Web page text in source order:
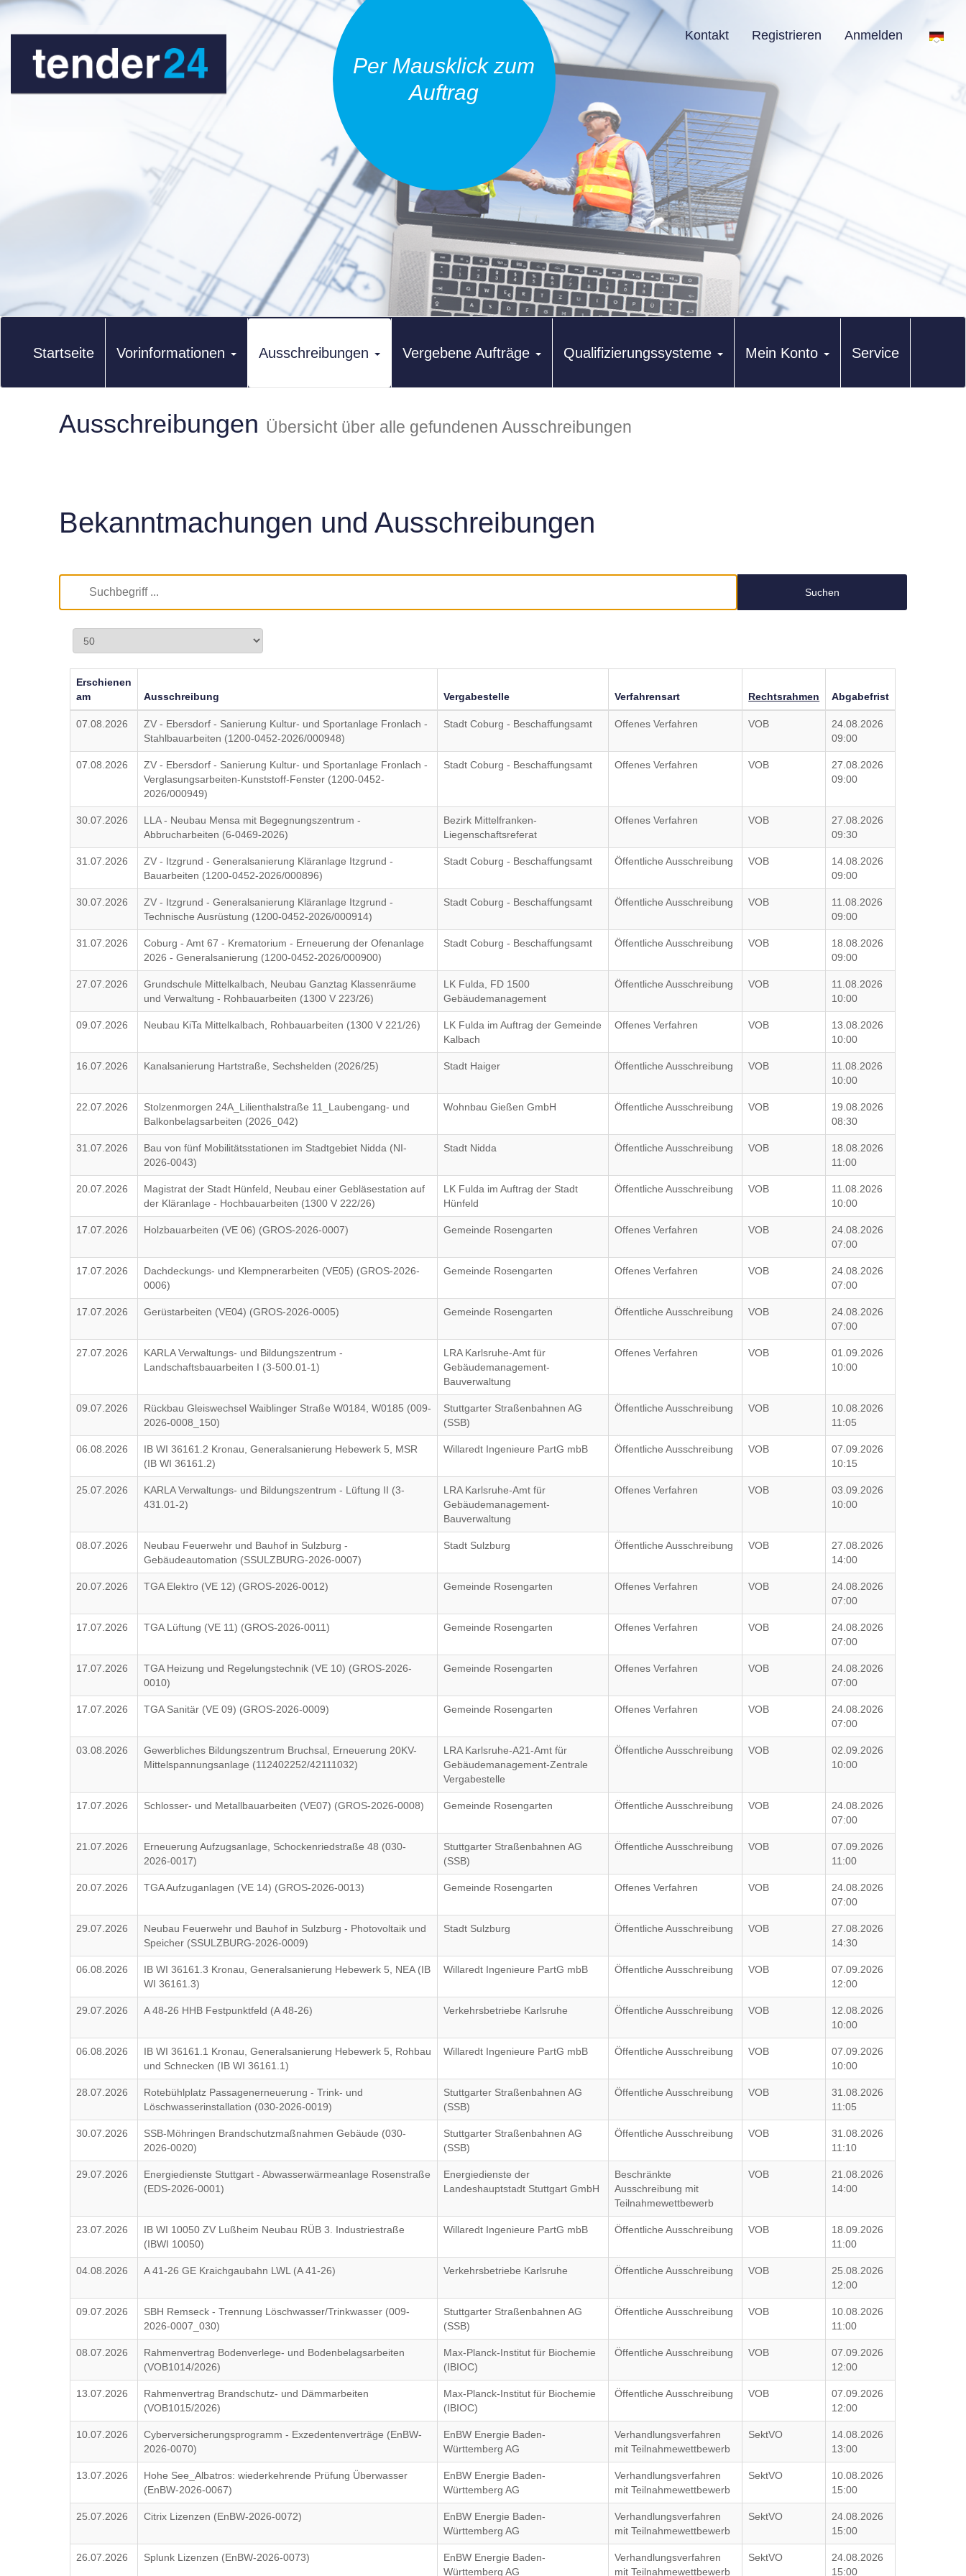
Per Mausklick zum
Auftrag
Kontakt Registrieren Anmelden
Startseite Vorinformationen Ausschreibungen Vergebene Aufträge Qualifizierungssysteme Mein Konto Service
Ausschreibungen Übersicht über alle gefundenen Ausschreibungen
Bekanntmachungen und Ausschreibungen
Suchen
Erschienen
am
Ausschreibung Vergabestelle Verfahrensart Rechtsrahmen Abgabefrist
07.08.2026
ZV - Ebersdorf - Sanierung Kultur- und Sportanlage Fronlach -
Stahlbauarbeiten (1200-0452-2026/000948)
Stadt Coburg - Beschaffungsamt Offenes Verfahren VOB
24.08.2026
09:00
07.08.2026
ZV - Ebersdorf - Sanierung Kultur- und Sportanlage Fronlach -
Verglasungsarbeiten-Kunststoff-Fenster (1200-0452-
2026/000949)
Stadt Coburg - Beschaffungsamt Offenes Verfahren VOB
27.08.2026
09:00
30.07.2026
LLA - Neubau Mensa mit Begegnungszentrum -
Abbrucharbeiten (6-0469-2026)
Bezirk Mittelfranken-
Liegenschaftsreferat
Offenes Verfahren VOB
27.08.2026
09:30
31.07.2026
ZV - Itzgrund - Generalsanierung Kläranlage Itzgrund -
Bauarbeiten (1200-0452-2026/000896)
Stadt Coburg - Beschaffungsamt Öffentliche Ausschreibung VOB
14.08.2026
09:00
30.07.2026
ZV - Itzgrund - Generalsanierung Kläranlage Itzgrund -
Technische Ausrüstung (1200-0452-2026/000914)
Stadt Coburg - Beschaffungsamt Öffentliche Ausschreibung VOB
11.08.2026
09:00
31.07.2026
Coburg - Amt 67 - Krematorium - Erneuerung der Ofenanlage
2026 - Generalsanierung (1200-0452-2026/000900)
Stadt Coburg - Beschaffungsamt Öffentliche Ausschreibung VOB
18.08.2026
09:00
27.07.2026
Grundschule Mittelkalbach, Neubau Ganztag Klassenräume
und Verwaltung - Rohbauarbeiten (1300 V 223/26)
LK Fulda, FD 1500
Gebäudemanagement
Öffentliche Ausschreibung VOB
11.08.2026
10:00
09.07.2026 Neubau KiTa Mittelkalbach, Rohbauarbeiten (1300 V 221/26)
LK Fulda im Auftrag der Gemeinde
Kalbach
Offenes Verfahren VOB
13.08.2026
10:00
16.07.2026 Kanalsanierung Hartstraße, Sechshelden (2026/25) Stadt Haiger Öffentliche Ausschreibung VOB
11.08.2026
10:00
22.07.2026
Stolzenmorgen 24A_Lilienthalstraße 11_Laubengang- und
Balkonbelagsarbeiten (2026_042)
Wohnbau Gießen GmbH Öffentliche Ausschreibung VOB
19.08.2026
08:30
31.07.2026
Bau von fünf Mobilitätsstationen im Stadtgebiet Nidda (NI-
2026-0043)
Stadt Nidda Öffentliche Ausschreibung VOB
18.08.2026
11:00
20.07.2026
Magistrat der Stadt Hünfeld, Neubau einer Gebläsestation auf
der Kläranlage - Hochbauarbeiten (1300 V 222/26)
LK Fulda im Auftrag der Stadt
Hünfeld
Öffentliche Ausschreibung VOB
11.08.2026
10:00
17.07.2026 Holzbauarbeiten (VE 06) (GROS-2026-0007) Gemeinde Rosengarten Offenes Verfahren VOB
24.08.2026
07:00
17.07.2026
Dachdeckungs- und Klempnerarbeiten (VE05) (GROS-2026-
0006)
Gemeinde Rosengarten Offenes Verfahren VOB
24.08.2026
07:00
17.07.2026 Gerüstarbeiten (VE04) (GROS-2026-0005) Gemeinde Rosengarten Öffentliche Ausschreibung VOB
24.08.2026
07:00
27.07.2026
KARLA Verwaltungs- und Bildungszentrum -
Landschaftsbauarbeiten I (3-500.01-1)
LRA Karlsruhe-Amt für
Gebäudemanagement-
Bauverwaltung
Offenes Verfahren VOB
01.09.2026
10:00
09.07.2026
Rückbau Gleiswechsel Waiblinger Straße W0184, W0185 (009-
2026-0008_150)
Stuttgarter Straßenbahnen AG
(SSB)
Öffentliche Ausschreibung VOB
10.08.2026
11:05
06.08.2026
IB WI 36161.2 Kronau, Generalsanierung Hebewerk 5, MSR
(IB WI 36161.2)
Willaredt Ingenieure PartG mbB Öffentliche Ausschreibung VOB
07.09.2026
10:15
25.07.2026
KARLA Verwaltungs- und Bildungszentrum - Lüftung II (3-
431.01-2)
LRA Karlsruhe-Amt für
Gebäudemanagement-
Bauverwaltung
Offenes Verfahren VOB
03.09.2026
10:00
08.07.2026
Neubau Feuerwehr und Bauhof in Sulzburg -
Gebäudeautomation (SSULZBURG-2026-0007)
Stadt Sulzburg Öffentliche Ausschreibung VOB
27.08.2026
14:00
20.07.2026 TGA Elektro (VE 12) (GROS-2026-0012) Gemeinde Rosengarten Offenes Verfahren VOB
24.08.2026
07:00
17.07.2026 TGA Lüftung (VE 11) (GROS-2026-0011) Gemeinde Rosengarten Offenes Verfahren VOB
24.08.2026
07:00
17.07.2026
TGA Heizung und Regelungstechnik (VE 10) (GROS-2026-
0010)
Gemeinde Rosengarten Offenes Verfahren VOB
24.08.2026
07:00
17.07.2026 TGA Sanitär (VE 09) (GROS-2026-0009) Gemeinde Rosengarten Offenes Verfahren VOB
24.08.2026
07:00
03.08.2026
Gewerbliches Bildungszentrum Bruchsal, Erneuerung 20KV-
Mittelspannungsanlage (112402252/42111032)
LRA Karlsruhe-A21-Amt für
Gebäudemanagement-Zentrale
Vergabestelle
Öffentliche Ausschreibung VOB
02.09.2026
10:00
17.07.2026 Schlosser- und Metallbauarbeiten (VE07) (GROS-2026-0008) Gemeinde Rosengarten Öffentliche Ausschreibung VOB
24.08.2026
07:00
21.07.2026
Erneuerung Aufzugsanlage, Schockenriedstraße 48 (030-
2026-0017)
Stuttgarter Straßenbahnen AG
(SSB)
Öffentliche Ausschreibung VOB
07.09.2026
11:00
20.07.2026 TGA Aufzuganlagen (VE 14) (GROS-2026-0013) Gemeinde Rosengarten Offenes Verfahren VOB
24.08.2026
07:00
29.07.2026
Neubau Feuerwehr und Bauhof in Sulzburg - Photovoltaik und
Speicher (SSULZBURG-2026-0009)
Stadt Sulzburg Öffentliche Ausschreibung VOB
27.08.2026
14:30
06.08.2026
IB WI 36161.3 Kronau, Generalsanierung Hebewerk 5, NEA (IB
WI 36161.3)
Willaredt Ingenieure PartG mbB Öffentliche Ausschreibung VOB
07.09.2026
12:00
29.07.2026 A 48-26 HHB Festpunktfeld (A 48-26) Verkehrsbetriebe Karlsruhe Öffentliche Ausschreibung VOB
12.08.2026
10:00
06.08.2026
IB WI 36161.1 Kronau, Generalsanierung Hebewerk 5, Rohbau
und Schnecken (IB WI 36161.1)
Willaredt Ingenieure PartG mbB Öffentliche Ausschreibung VOB
07.09.2026
10:00
28.07.2026
Rotebühlplatz Passagenerneuerung - Trink- und
Löschwasserinstallation (030-2026-0019)
Stuttgarter Straßenbahnen AG
(SSB)
Öffentliche Ausschreibung VOB
31.08.2026
11:05
30.07.2026
SSB-Möhringen Brandschutzmaßnahmen Gebäude (030-
2026-0020)
Stuttgarter Straßenbahnen AG
(SSB)
Öffentliche Ausschreibung VOB
31.08.2026
11:10
29.07.2026
Energiedienste Stuttgart - Abwasserwärmeanlage Rosenstraße
(EDS-2026-0001)
Energiedienste der
Landeshauptstadt Stuttgart GmbH
Beschränkte
Ausschreibung mit
Teilnahmewettbewerb
VOB
21.08.2026
14:00
23.07.2026
IB WI 10050 ZV Lußheim Neubau RÜB 3. Industriestraße
(IBWI 10050)
Willaredt Ingenieure PartG mbB Öffentliche Ausschreibung VOB
18.09.2026
11:00
04.08.2026 A 41-26 GE Kraichgaubahn LWL (A 41-26) Verkehrsbetriebe Karlsruhe Öffentliche Ausschreibung VOB
25.08.2026
12:00
09.07.2026
SBH Remseck - Trennung Löschwasser/Trinkwasser (009-
2026-0007_030)
Stuttgarter Straßenbahnen AG
(SSB)
Öffentliche Ausschreibung VOB
10.08.2026
11:00
08.07.2026
Rahmenvertrag Bodenverlege- und Bodenbelagsarbeiten
(VOB1014/2026)
Max-Planck-Institut für Biochemie
(IBIOC)
Öffentliche Ausschreibung VOB
07.09.2026
12:00
13.07.2026
Rahmenvertrag Brandschutz- und Dämmarbeiten
(VOB1015/2026)
Max-Planck-Institut für Biochemie
(IBIOC)
Öffentliche Ausschreibung VOB
07.09.2026
12:00
10.07.2026
Cyberversicherungsprogramm - Exzedentenverträge (EnBW-
2026-0070)
EnBW Energie Baden-
Württemberg AG
Verhandlungsverfahren
mit Teilnahmewettbewerb
SektVO
14.08.2026
13:00
13.07.2026
Hohe See_Albatros: wiederkehrende Prüfung Überwasser
(EnBW-2026-0067)
EnBW Energie Baden-
Württemberg AG
Verhandlungsverfahren
mit Teilnahmewettbewerb
SektVO
10.08.2026
15:00
25.07.2026 Citrix Lizenzen (EnBW-2026-0072)
EnBW Energie Baden-
Württemberg AG
Verhandlungsverfahren
mit Teilnahmewettbewerb
SektVO
24.08.2026
15:00
26.07.2026 Splunk Lizenzen (EnBW-2026-0073)
EnBW Energie Baden-
Württemberg AG
Verhandlungsverfahren
mit Teilnahmewettbewerb
SektVO
24.08.2026
15:00